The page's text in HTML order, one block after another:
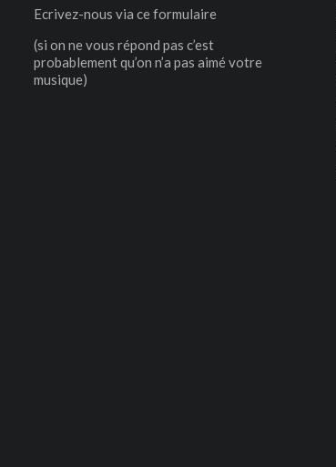
Ecrivez-nous via ce formulaire
(si on ne vous répond pas c’est
probablement qu’on n’a pas aimé votre
musique)